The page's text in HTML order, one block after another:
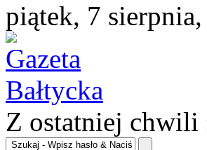
piątek, 7
Z ostatniej chwili